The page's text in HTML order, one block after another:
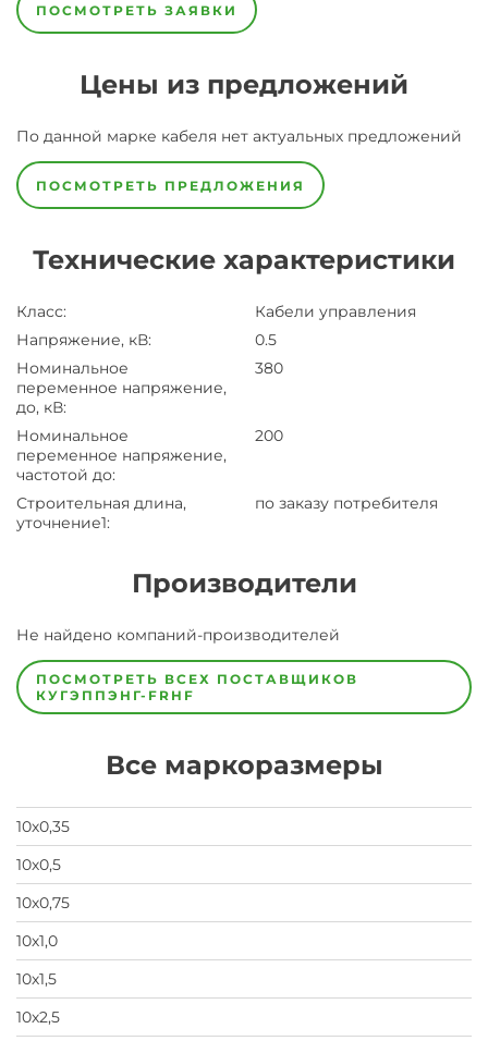
ПОСМОТРЕТЬ ЗАЯВКИ
Цены из предложений
По данной марке кабеля нет актуальных предложений
ПОСМОТРЕТЬ ПРЕДЛОЖЕНИЯ
Технические характеристики
Класс:
Кабели управления
Напряжение, кВ:
0.5
Номинальное
переменное напряжение,
до, кВ:
380
Номинальное
переменное напряжение,
частотой до:
200
Строительная длина,
уточнение1:
по заказу потребителя
Производители
ЗаводЗавод-
предпочел
скрыть
свои
Не найдено компаний-производителей
ПОСМОТРЕТЬ ВСЕХ ПОСТАВЩИКОВ
КУГЭППЭНГ-FRHF
Все маркоразмеры
10х0,35
10х0,5
10х0,75
10х1,0
10х1,5
10х2,5